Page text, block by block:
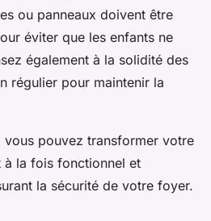
ou panneaux doivent être
éviter que les enfants ne
également à la solidité des
régulier pour maintenir la
vous pouvez transformer votre
à la fois fonctionnel et
la sécurité de votre foyer.